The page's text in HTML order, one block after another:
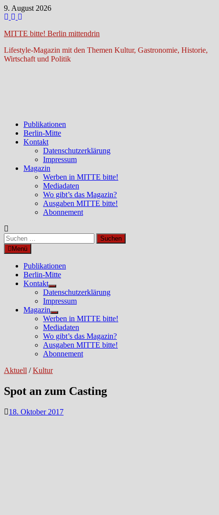
Zum
Inhalt
9. August 2026
MITTE bitte! Berlin mittendrin
Lifestyle-Magazin mit den Themen Kultur, Gastronomie, Historie,
Wirtschaft und Politik
Publikationen
Berlin-Mitte
Kontakt
Datenschutzerklärung
Impressum
Magazin
Werben in MITTE bitte!
Mediadaten
Wo gibt’s das Magazin?
Ausgaben MITTE bitte!
Abonnement
Suchen
nach:Menü
Publikationen
Berlin-Mitte
Kontakt
Untermenü
anzeigen
Datenschutzerklärung
Impressum
Magazin
Untermenü
anzeigen
Werben in MITTE bitte!
Mediadaten
Wo gibt’s das Magazin?
Ausgaben MITTE bitte!
Abonnement
Aktuell /Kultur
Spot an zum Casting
18. Oktober 2017